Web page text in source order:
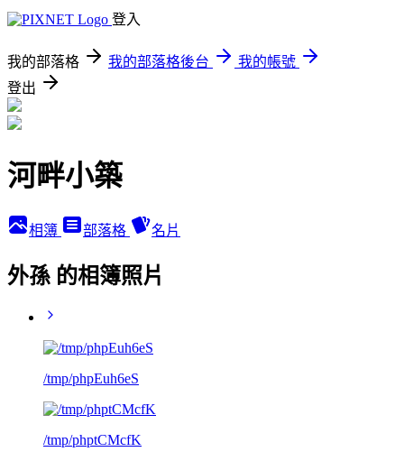
登入
我的部落格 我的部落格後台
我的帳號
登出
河畔小築
相簿 部落格 名片
外孫 的相簿照片
/tmp/phpEuh6eS
/tmp/phptCMcfK